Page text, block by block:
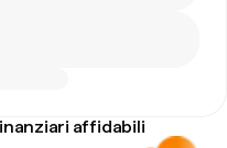
affidabili